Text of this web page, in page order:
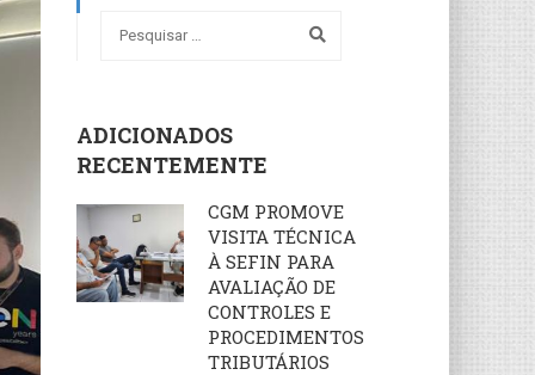
ADICIONADOS
RECENTEMENTE
CGM PROMOVE
VISITA TÉCNICA
À SEFIN PARA
AVALIAÇÃO DE
CONTROLES E
PROCEDIMENTOS
TRIBUTÁRIOS